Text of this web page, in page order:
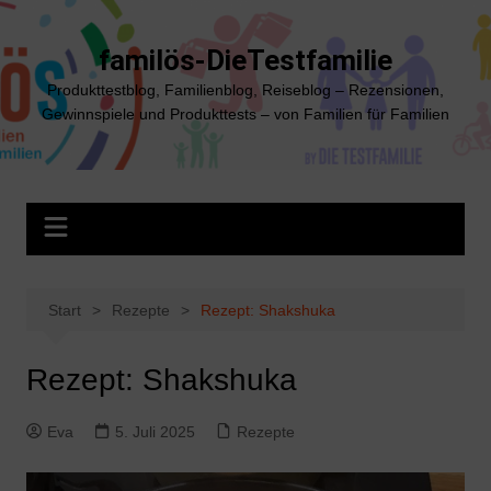
Zum
springen
familös-DieTestfamilie
Produkttestblog, Familienblog, Reiseblog – Rezensionen,
Gewinnspiele und Produkttests – von Familien für Familien
Start Rezepte Rezept: Shakshuka
Rezept: Shakshuka
Eva 5. Juli 2025 Rezepte